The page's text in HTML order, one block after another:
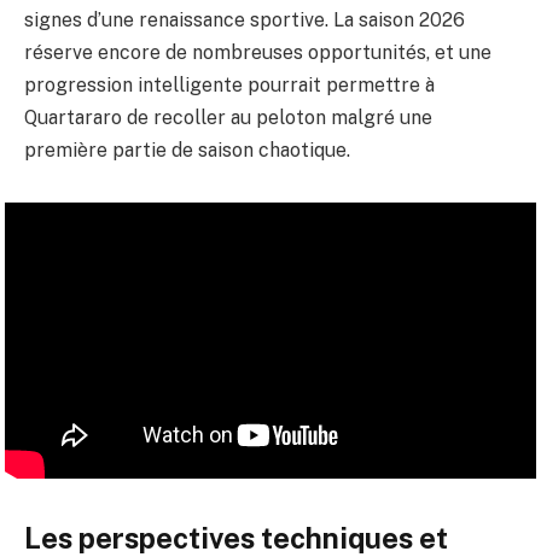
signes d’une renaissance sportive. La saison 2026
réserve encore de nombreuses opportunités, et une
progression intelligente pourrait permettre à
Quartararo de recoller au peloton malgré une
première partie de saison chaotique.
Les perspectives techniques et